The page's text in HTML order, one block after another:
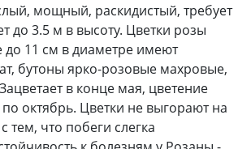
мощный, раскидистый, требует
до 3.5 м в высоту. Цветки розы
до 11 см в диаметре имеют
бутоны ярко-розовые махровые,
в конце мая, цветение
октябрь. Цветки не выгорают на
тем, что побеги слегка